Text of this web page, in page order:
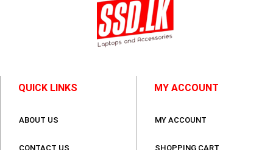
QUICK LINKS
ABOUT US
CONTACT US
MY ACCOUNT
MY ACCOUNT
SHOPPING CART